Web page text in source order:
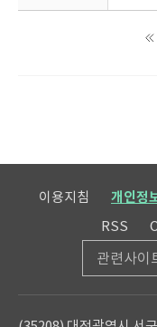
이용지침 개인정
RSS
관련사이